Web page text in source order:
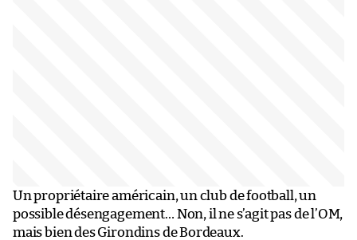
Un propriétaire américain, un club de football, un
possible désengagement… Non, il ne s’agit pas de l’OM,
mais bien des Girondins de Bordeaux.